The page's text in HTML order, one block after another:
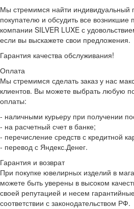
Мы стремимся найти индивидуальный
покупателю и обсудить все возникшие
компании SILVER LUXE с
если вы выскажете свои предложения.
Гарантия качества обслуживания!
Оплата
Мы стремимся сделать заказ у нас
клиентов. Вы можете выбрать любую
оплаты:
- наличными курьеру при получении
- на расчетный счет в банке;
- перечисление средств с кредитной
- перевод с Яндекс.Денег.
Гарантия и возврат
При покупке ювелирных изделий в
можете быть уверены в высоком
своей репутацией и несем
соответствии с законодательством РФ.